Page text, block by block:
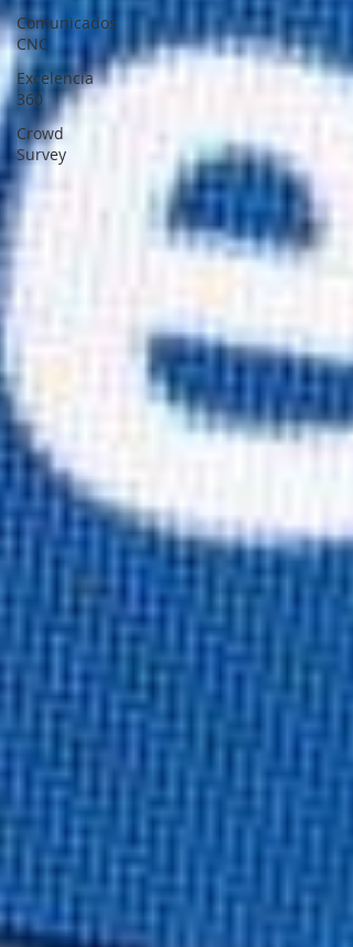
Comunicados
CNC
Excelencia
360
Crowd
Survey